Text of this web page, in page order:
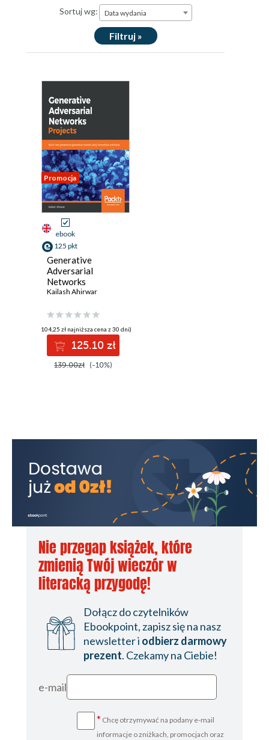
Sortuj wg: Data wydania
Filtruj »
Promocja
ebook
125 pkt
Generative
Adversarial
Networks
Projects. Build
generative models
using TensorFlow
and Keras
Kailash Ahirwar
(104,25 zł najniższa cena z 30 dni)
125.10 zł
139.00zł (-10%)
Nie przegap książek, które
zmienią Twój wieczór w
literacką przygodę!
Dołącz do czytelników
Ebookpoint, zapisz się na nasz
newsletter i odbierz darmowy
prezent. Czekamy na Ciebie!
e-mail
* Chcę otrzymywać na podany e-mail
informacje o zniżkach, promocjach oraz